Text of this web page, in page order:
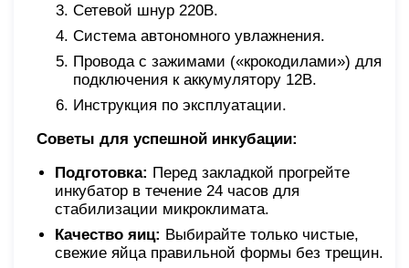
Сетевой шнур 220В.
Система автономного увлажнения.
Провода с зажимами («крокодилами») для
подключения к аккумулятору 12В.
Инструкция по эксплуатации.
Советы для успешной инкубации:
Подготовка: Перед закладкой прогрейте
инкубатор в течение 24 часов для
стабилизации микроклимата.
Качество яиц: Выбирайте только чистые,
свежие яйца правильной формы без трещин.